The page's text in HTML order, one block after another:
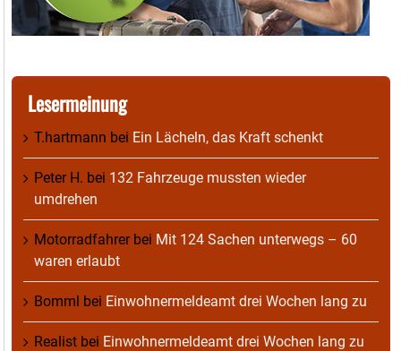
Lesermeinung
T.hartmann bei Ein Lächeln, das Kraft schenkt
Peter H. bei 132 Fahrzeuge mussten wieder
umdrehen
Motorradfahrerbei Mit 124 Sachen unterwegs – 60
waren erlaubt
Bomml bei Einwohnermeldeamt drei Wochen lang zu
Realist bei Einwohnermeldeamt drei Wochen lang zu